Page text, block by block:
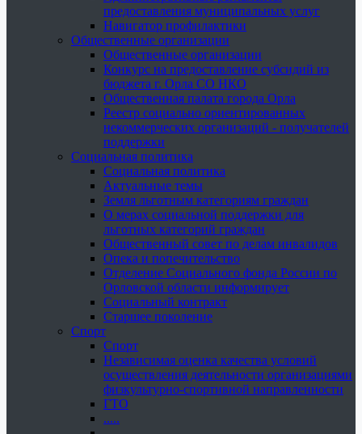
предоставления муниципальных услуг
Навигатор профилактики
Общественные организации
Общественные организации
Конкурс на предоставление субсидий из
бюджета г. Орла СО НКО
Общественная палата города Орла
Реестр социально ориентированных
некоммерческих организаций - получателей
поддержки
Социальная политика
Социальная политика
Актуальные темы
Земля льготным категориям граждан
О мерах социальной поддержки для
льготных категорий граждан
Общественный совет по делам инвалидов
Опека и попечительство
Отделение Социального фонда России по
Орловской области информирует
Социальный контракт
Старшее поколение
Спорт
Спорт
Независимая оценка качества условий
осуществления деятельности организациями
физкультурно-спортивной направленности
ГТО
.....